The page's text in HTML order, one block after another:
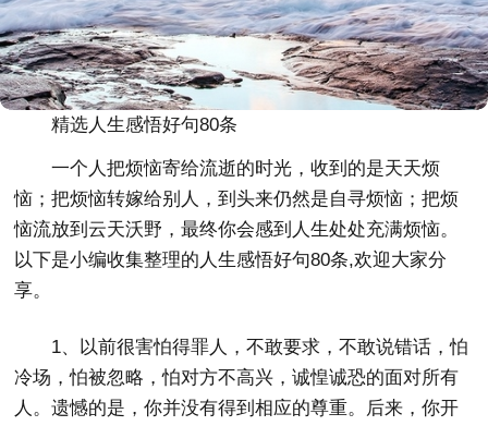
精选人生感悟好句80条
一个人把烦恼寄给流逝的时光，收到的是天天烦
恼；把烦恼转嫁给别人，到头来仍然是自寻烦恼；把烦
恼流放到云天沃野，最终你会感到人生处处充满烦恼。
以下是小编收集整理的人生感悟好句80条,欢迎大家分
享。
1、以前很害怕得罪人，不敢要求，不敢说错话，怕
冷场，怕被忽略，怕对方不高兴，诚惶诚恐的面对所有
人。遗憾的是，你并没有得到相应的尊重。后来，你开